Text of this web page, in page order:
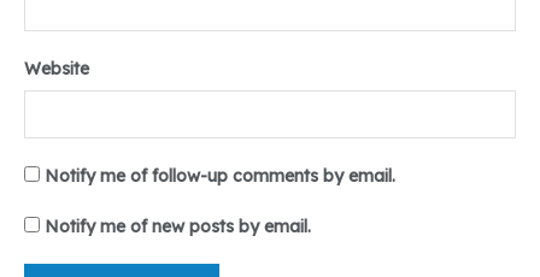
Website
Notify me of follow-up comments by email.
Notify me of new posts by email.